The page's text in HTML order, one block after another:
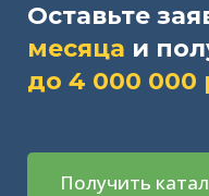
Оставьте
месяца и
до 4 000 000
Получить